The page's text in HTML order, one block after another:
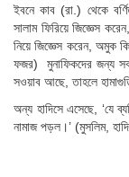
ইবনে কাব (রা.) থেকে
সালাম ফিরিয়ে জিজ্ঞেস
নিয়ে জিজ্ঞেস করেন, অমুক
ফজর) মুনাফিকদের জন্য
সওয়াব আছে, তাহলে
অন্য হাদিসে এসেছে, ‘যে
নামাজ পড়ল।’ (মুসলিম,